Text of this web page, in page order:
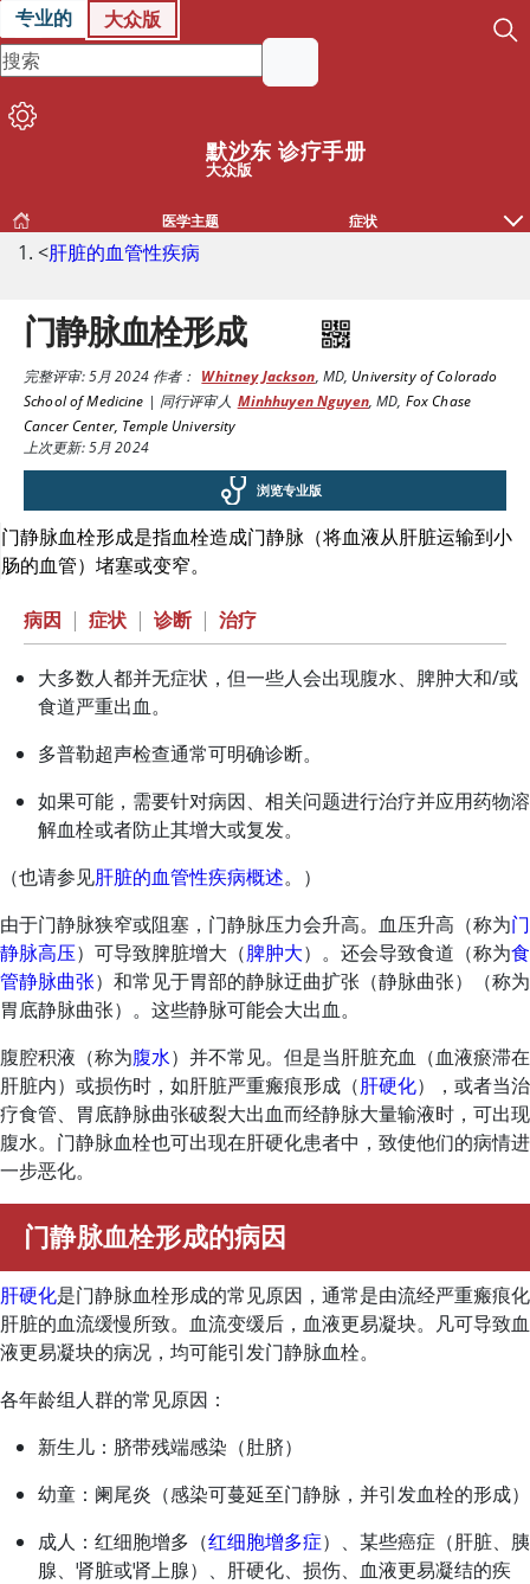
专业的 大众版
默沙东 诊疗手册
大众版
医学主题 症状
<肝脏的血管性疾病
门静脉血栓形成
完整评审:5月 2024作者： Whitney Jackson, MD, University of Colorado
School of Medicine | 同行评审人 Minhhuyen Nguyen,MD, Fox Chase
Cancer Center, Temple University
上次更新: 5月 2024
浏览专业版
门静脉血栓形成是指血栓造成门静脉（将血液从肝脏运输到小
肠的血管）堵塞或变窄。
病因 | 症状 | 诊断 | 治疗
大多数人都并无症状，但一些人会出现腹水、脾肿大和/或
食道严重出血。
多普勒超声检查通常可明确诊断。
如果可能，需要针对病因、相关问题进行治疗并应用药物溶
解血栓或者防止其增大或复发。
（也请参见肝脏的血管性疾病概述。）
由于门静脉狭窄或阻塞，门静脉压力会升高。血压升高（称为门
静脉高压）可导致脾脏增大（脾肿大）。还会导致食道（称为食
管静脉曲张）和常见于胃部的静脉迂曲扩张（静脉曲张）（称为
胃底静脉曲张）。这些静脉可能会大出血。
腹腔积液（称为腹水）并不常见。但是当肝脏充血（血液瘀滞在
肝脏内）或损伤时，如肝脏严重瘢痕形成（肝硬化），或者当治
疗食管、胃底静脉曲张破裂大出血而经静脉大量输液时，可出现
腹水。门静脉血栓也可出现在肝硬化患者中，致使他们的病情进
一步恶化。
门静脉血栓形成的病因
肝硬化是门静脉血栓形成的常见原因，通常是由流经严重瘢痕化
肝脏的血流缓慢所致。血流变缓后，血液更易凝块。凡可导致血
液更易凝块的病况，均可能引发门静脉血栓。
各年龄组人群的常见原因：
新生儿：脐带残端感染（肚脐）
幼童：阑尾炎（感染可蔓延至门静脉，并引发血栓的形成）
成人：红细胞增多（红细胞增多症）、某些癌症（肝脏、胰
腺、肾脏或肾上腺）、肝硬化、损伤、血液更易凝结的疾